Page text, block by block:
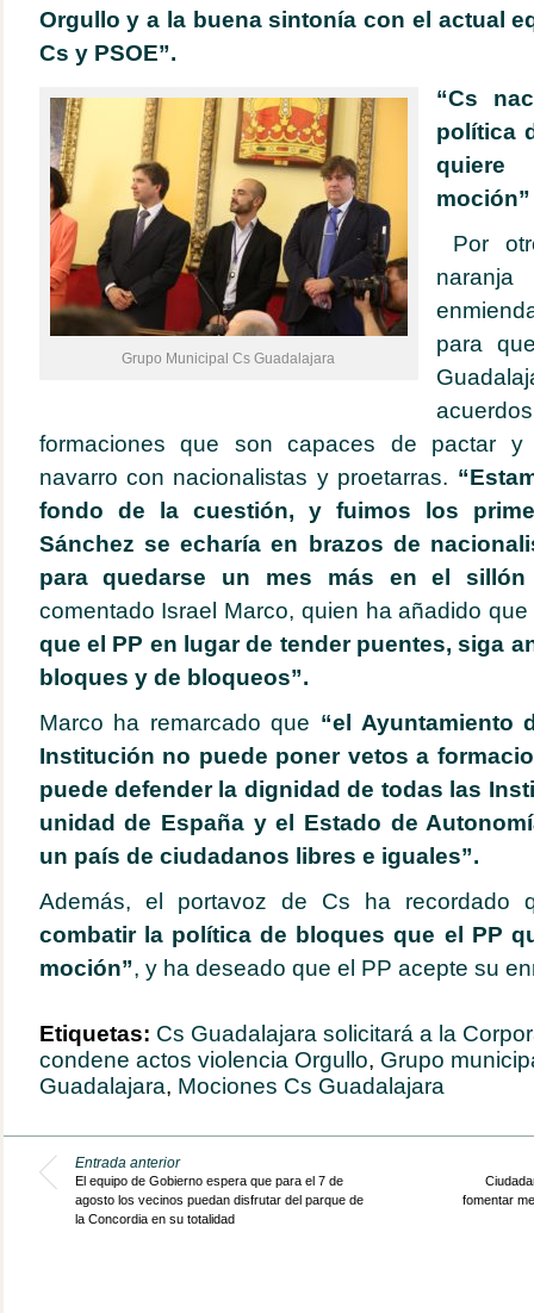
Orgullo y a la buena sintonía con el actual
Cs y PSOE”.
Grupo Municipal Cs Guadalajara
“Cs
política
moción”
Por
para
formaciones que son capaces de pactar y
navarro con nacionalistas y proetarras.
fondo de la cuestión, y fuimos los
Sánchez se echaría en brazos de
para quedarse un mes más en el
comentado Israel Marco, quien ha añadido que
que el PP en lugar de tender puentes, siga
bloques y de bloqueos”.
Marco ha remarcado que “el Ayuntamiento
Institución no puede poner vetos a
puede defender la dignidad de todas las
unidad de España y el Estado de
un país de ciudadanos libres e iguales”.
Además, el portavoz de Cs ha recordado
combatir la política de bloques que el PP
moción”, y ha deseado que el PP acepte su
Etiquetas: Cs Guadalajara solicitará a la
condene actos violencia Orgullo, Grupo
Guadalajara, Mociones Cs Guadalajara
Entrada anterior
El equipo de Gobierno espera que para el 7 de
agosto los vecinos puedan disfrutar del parque de
la Concordia en su totalidad
fomentar